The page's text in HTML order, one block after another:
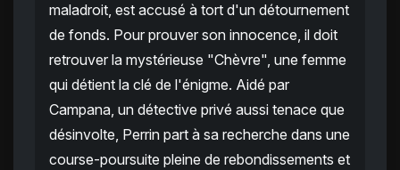
maladroit, est accusé à tort d'un détournement
de fonds. Pour prouver son innocence, il doit
retrouver la mystérieuse "Chèvre", une femme
qui détient la clé de l'énigme. Aidé par
Campana, un détective privé aussi tenace que
désinvolte, Perrin part à sa recherche dans une
course-poursuite pleine de rebondissements et